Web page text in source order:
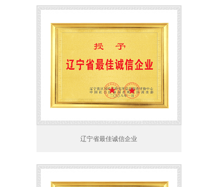
辽宁省最佳诚信企业